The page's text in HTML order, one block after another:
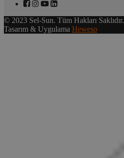
© 2023 Sel-Sun. Tüm Hakları Saklıdır.
Tasarım & Uygulama Heweso